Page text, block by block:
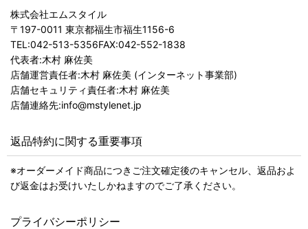
株式会社エムスタイル
〒197-0011 東京都福生市福生1156-6
TEL:042-513-5356FAX:042-552-1838
代表者:木村 麻佐美
店舗運営責任者:木村 麻佐美 (インターネット事業部)
店舗セキュリティ責任者:木村 麻佐美
店舗連絡先:info@mstylenet.jp
返品特約に関する重要事項
※オーダーメイド商品につきご注文確定後のキャンセル、返品およ
び返金はお受けいたしかねますのでご了承ください。
プライバシーポリシー